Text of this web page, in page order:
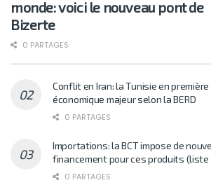
monde: voici le nouveau pont de
Bizerte
0 PARTAGES
Conflit en Iran: la Tunisie en première
économique majeur selon la BERD
0 PARTAGES
Importations: la BCT impose de
financement pour ces produits (liste
0 PARTAGES